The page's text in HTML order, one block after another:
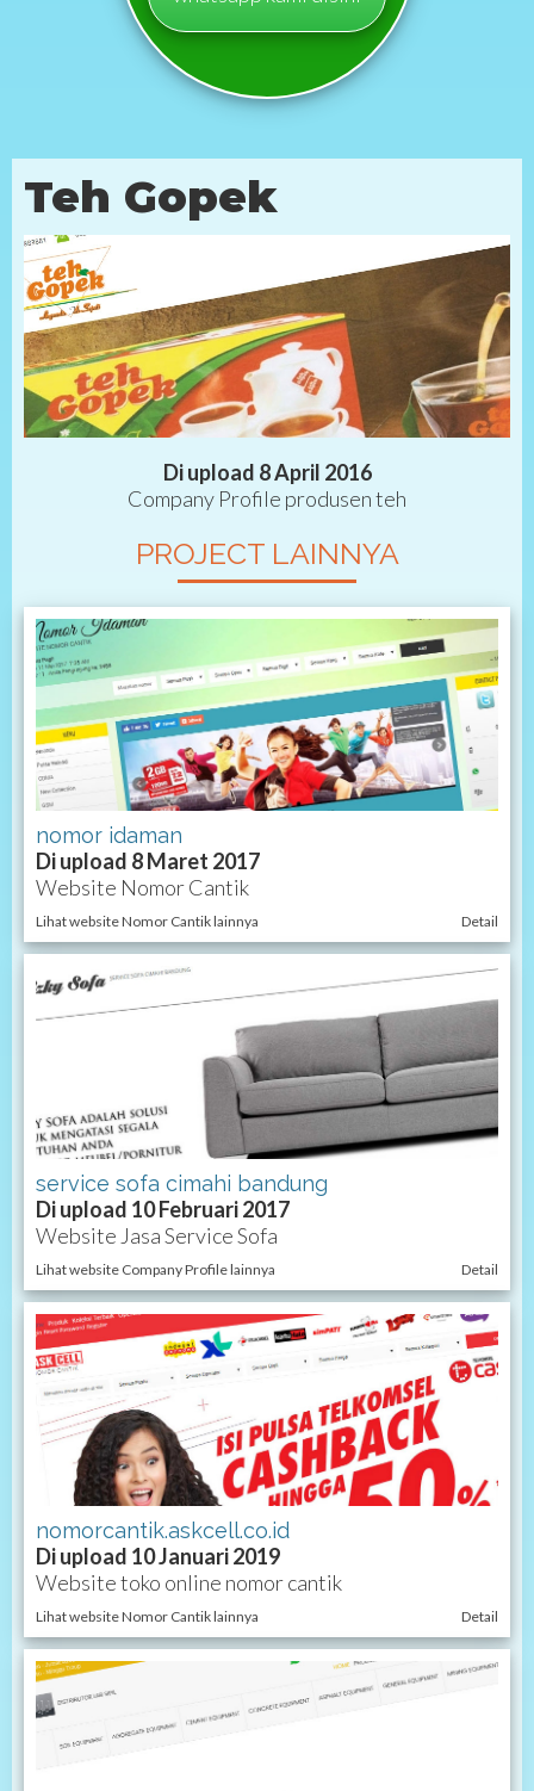
Teh Gopek
Di upload 8 April 2016
Company Profile produsen teh
PROJECT LAINNYA
nomor idaman
Di upload 8 Maret 2017
Website Nomor Cantik
Lihat website Nomor Cantik lainnya Detail
service sofa cimahi bandung
Di upload 10 Februari 2017
Website Jasa Service Sofa
Lihat website Company Profile lainnya Detail
nomorcantik.askcell.co.id
Di upload 10 Januari 2019
Website toko online nomor cantik
Lihat website Nomor Cantik lainnya Detail